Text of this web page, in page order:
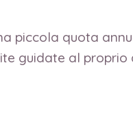
piccola quota
guidate al proprio